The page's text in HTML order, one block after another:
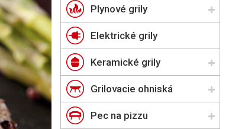
Plynové grily
Elektrické grily
Keramické grily
Grilovacie ohniská
Pec na pizzu